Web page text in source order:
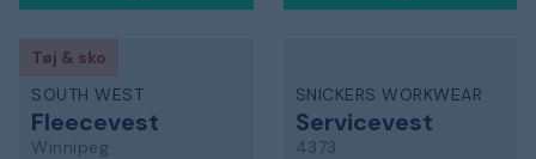
Tøj & sko
SOUTH WEST
Fleecevest
Winnipeg
SNICKERS WORKWEAR
Servicevest
4373